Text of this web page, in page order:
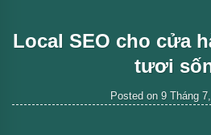
Local SEO cho cửa
tươi
Posted on 9 Tháng